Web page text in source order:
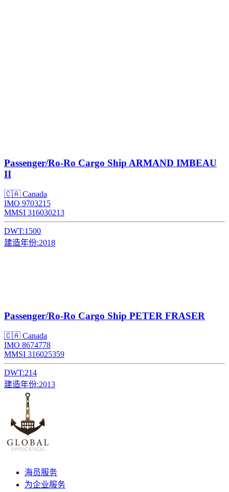
Passenger/Ro-Ro Cargo Ship ARMAND IMBEAU
II
🇨🇦 Canada
IMO 9703215
MMSI 316030213
DWT:1500
建造年份:2018
Passenger/Ro-Ro Cargo Ship PETER FRASER
🇨🇦 Canada
IMO 8674778
MMSI 316025359
DWT:214
建造年份:2013
海员服务
为企业服务